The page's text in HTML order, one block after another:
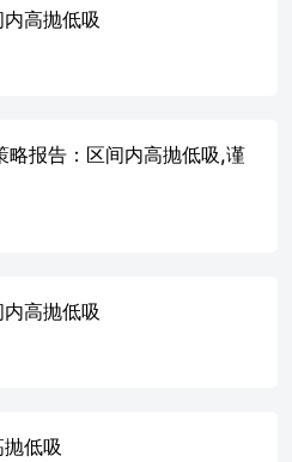
预期；宏观情绪转弱。 信达期货
杭州市萧山区钱江世纪
：311200 1.基差价差 资料来源：
Wind，信达期货研究所 资料来源：
2.库存 数据来源：钢联，信达期货
3.生产利润 数据来源：Wind，信达
期货研究所 数据来源：Wind，信达
报告由信达期货有限公司（以下简
布。 本公司已取得期货交易咨询
信息、观点以及数据的准确性、可
高抛低吸
报告：区间内高抛低吸,谨
高抛低吸
低吸